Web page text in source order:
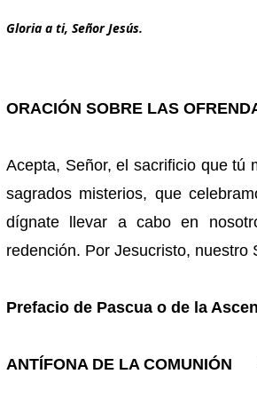
Gloria a ti, Señor Jesús.
ORACIÓN SOBRE LAS
Acepta, Señor, el sacrificio que tú
sagrados misterios, que
dígnate llevar a cabo en
redención. Por Jesucristo, nuestro
Prefacio de Pascua o de la
ANTÍFONA DE LA COMUNIÓN